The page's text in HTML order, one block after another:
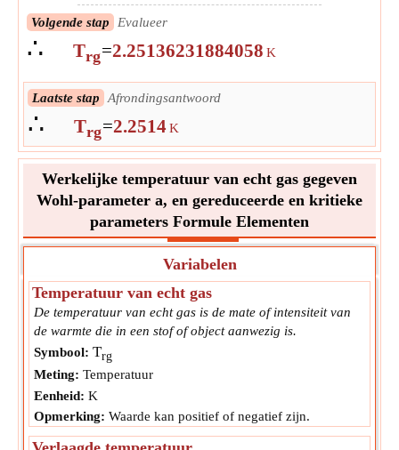
Volgende stap Evalueer
∴ Trg=2.25136231884058 K
Laatste stap Afrondingsantwoord
∴ Trg=2.2514K
Werkelijke temperatuur van echt gas gegeven
Wohl-parameter a, en gereduceerde en kritieke
parameters Formule Elementen
Variabelen
Temperatuur van echt gas
De temperatuur van echt gas is de mate of intensiteit van
de warmte die in een stof of object aanwezig is.
Symbool: Trg
Meting: Temperatuur
Eenheid: K
Opmerking: Waarde kan positief of negatief zijn.